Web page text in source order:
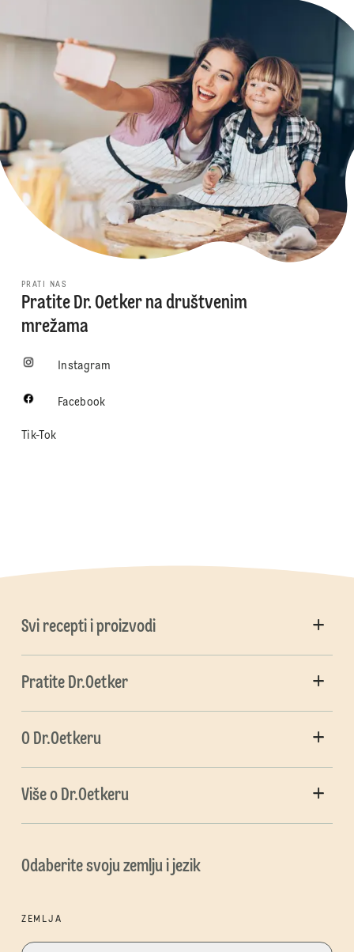
PRATI NAS
Pratite Dr. Oetker na društvenim
mrežama
Instagram
Facebook
Tik-Tok
Svi recepti i proizvodi
Pratite Dr.Oetker
O Dr.Oetkeru
Više o Dr.Oetkeru
Odaberite svoju zemlju i jezik
ZEMLJA